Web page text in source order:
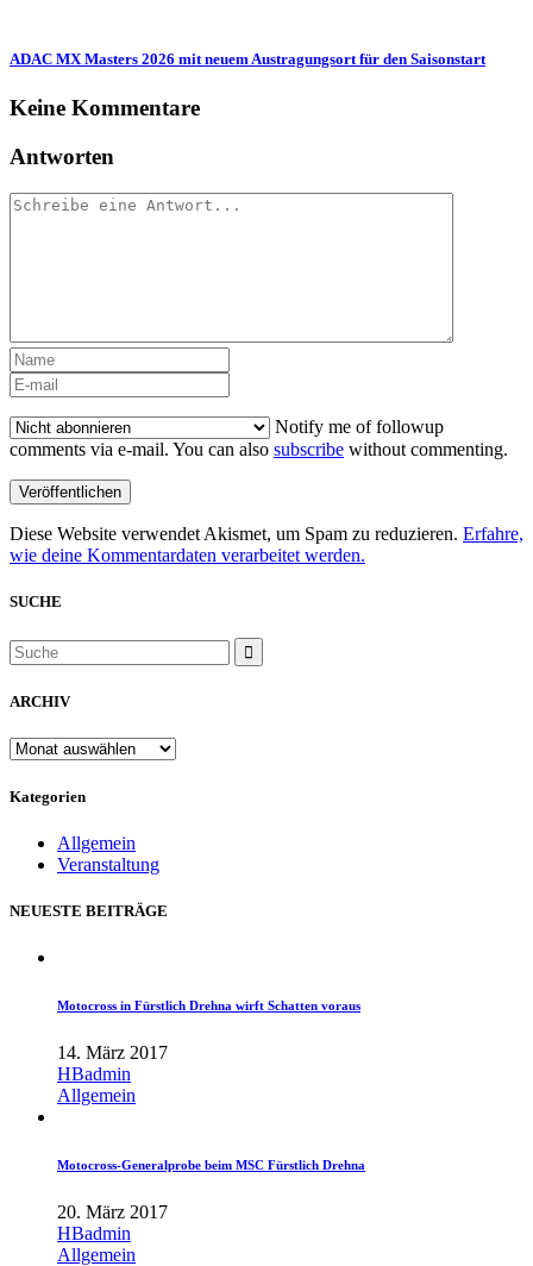
ADAC MX Masters 2026 mit neuem Austragungsort für den Saisonstart
Keine Kommentare
Antworten
Notify me of followup
comments via e-mail. You can also subscribe without commenting.
Diese Website verwendet Akismet, um Spam zu reduzieren. Erfahre,
wie deine Kommentardaten verarbeitet werden.
SUCHE
ARCHIV
ARCHIV
Kategorien
Allgemein
Veranstaltung
NEUESTE BEITRÄGE
Motocross in Fürstlich Drehna wirft Schatten voraus
14. März 2017
HBadmin
Allgemein
Motocross-Generalprobe beim MSC Fürstlich Drehna
20. März 2017
HBadmin
Allgemein